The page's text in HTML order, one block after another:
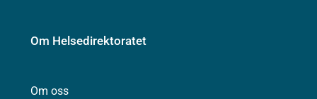
Om Helsedirektoratet
Om oss